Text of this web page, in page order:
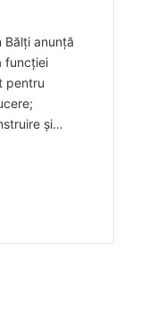
Bălți anunță
funcției
pentru
și…